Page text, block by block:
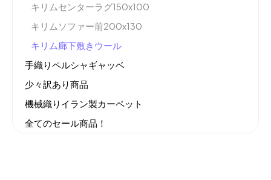
キリムセンターラグ150x100
キリムソファー前200x130
キリム廊下敷きウール
手織りペルシャギャッベ
少々訳あり商品
機械織りイラン製カーペット
全てのセール商品！